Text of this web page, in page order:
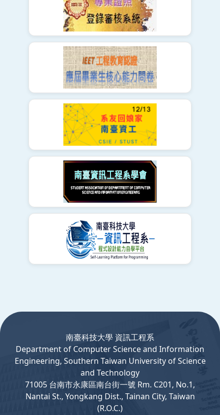
南臺科技大學 資訊工程系
Departmentof ComputerScience and Information
Engineering, Southern Taiwan University of Science
and Technology
71005 台南市永康區南台街一號 Rm. C201, No.1,
Nantai St., Yongkang Dist., Tainan City, Taiwan
(R.O.C.)